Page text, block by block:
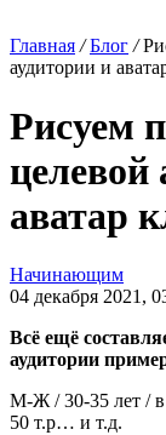
Главная / Блог /
аудитории и
Рисуем
целевой
аватар
Начинающим
04 декабря 2021,
Всё ещё
аудитории
М-Ж / 30-35 лет / в
50 т.р… и т.д.